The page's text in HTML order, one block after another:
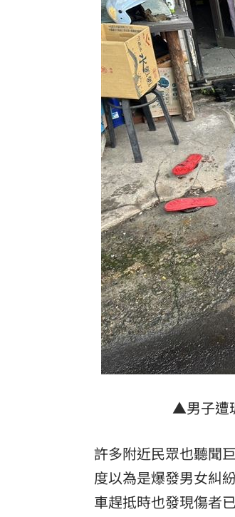
▲男子遭
許多附近民眾也聽聞
度以為是爆發男女糾
車趕抵時也發現傷者